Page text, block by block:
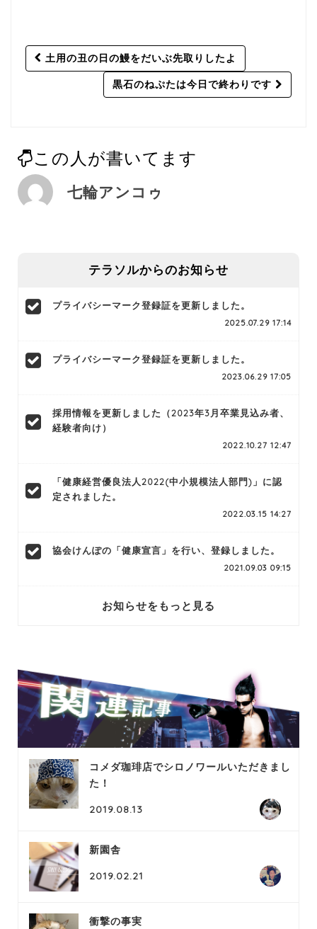
Post
navigation
土用の丑の日の鰻をだいぶ先取りしたよ
黒石のねぷたは今日で終わりです
この人が書いてます
七輪アンコゥ
テラソルからのお知らせ
プライバシーマーク登録証を更新しました。
2025.07.29 17:14
プライバシーマーク登録証を更新しました。
2023.06.29 17:05
採用情報を更新しました（2023年3月卒業見込み者、
経験者向け）
2022.10.27 12:47
「健康経営優良法人2022(中小規模法人部門)」に認
定されました。
2022.03.15 14:27
協会けんぽの「健康宣言」を行い、登録しました。
2021.09.03 09:15
お知らせをもっと見る
コメダ珈琲店でシロノワールいただきまし
た！
2019.08.13
新園舎
2019.02.21
衝撃の事実